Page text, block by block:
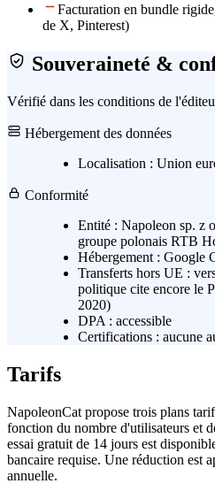
Facturation en bundle
de X, Pinterest)
Souveraineté &
Vérifié dans les conditions de
Hébergement des données
Localisation : Union
Conformité
Entité : Napoleon sp. z
groupe polonais RTB
Hébergement : Google
Transferts hors UE :
politique cite encore le
2020)
DPA : accessible
Certifications : aucune
Tarifs
NapoleonCat propose trois plans
fonction du nombre d'utilisateurs et
essai gratuit de 14 jours est
bancaire requise. Une réduction est
annuelle.